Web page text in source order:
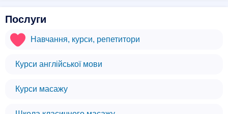
Послуги
Навчання, курси, репетитори
Курси англійської мови
Курси масажу